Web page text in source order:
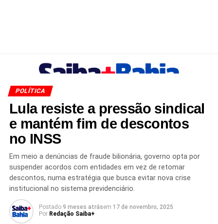
POLÍTICA
Lula resiste a pressão sindical
e mantém fim de descontos
no INSS
Em meio a denúncias de fraude bilionária, governo opta por
suspender acordos com entidades em vez de retomar
descontos, numa estratégia que busca evitar nova crise
institucional no sistema previdenciário.
Postado 9 meses atrásem 17 de novembro, 2025
Por Redação Saiba+